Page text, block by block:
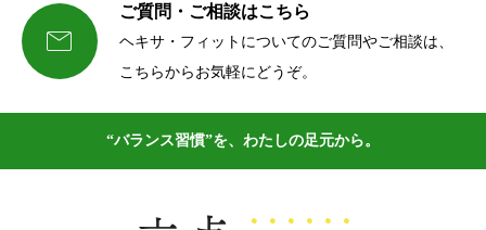

ご質問・ご相談はこちら
ヘキサ・フィットについてのご質問やご相談は、
こちらからお気軽にどうぞ。
“バランス習慣”を、わたしの足元から。